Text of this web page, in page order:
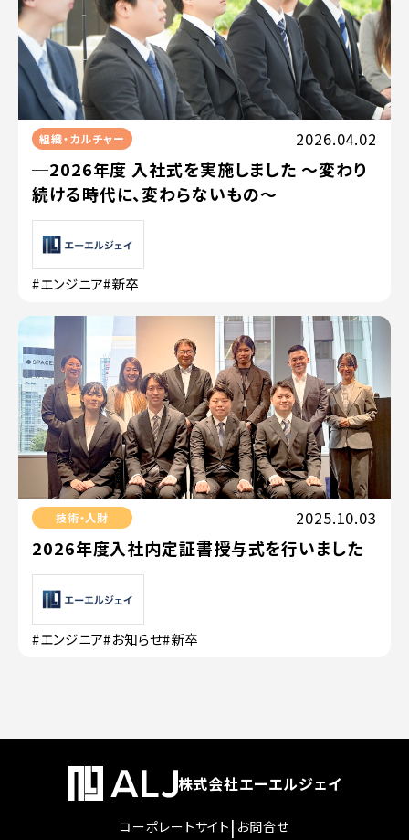
組織・カルチャー 2026.04.02
─2026年度 入社式を実施しました 〜変わり
続ける時代に、変わらないもの〜
#エンジニア#新卒
技術・人財 2025.10.03
2026年度入社内定証書授与式を行いました
#エンジニア#お知らせ#新卒
株式会社エーエルジェイ
コーポレートサイト | お問合せ